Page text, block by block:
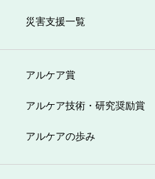
災害支援一覧
アルケア賞
アルケア技術・研究奨励賞
アルケアの歩み